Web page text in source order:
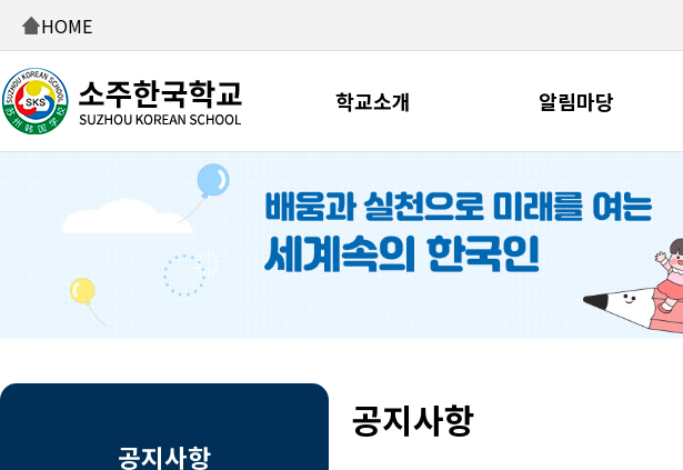
HOME
학교소개 알림마당
공지사항
공지사항